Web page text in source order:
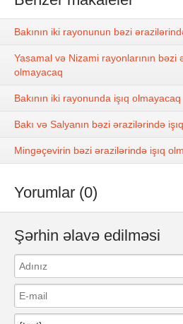
Bakının iki rayonunun bəzi
Yasamal və Nizami rayonlarının bəzi
olmayacaq
Bakının iki rayonunda işıq olmayacaq
Bakı və Salyanın bəzi ərazilərində
Mingəçevirin bəzi ərazilərində işıq
Yorumlar (0)
Şərhin əlavə edilməsi